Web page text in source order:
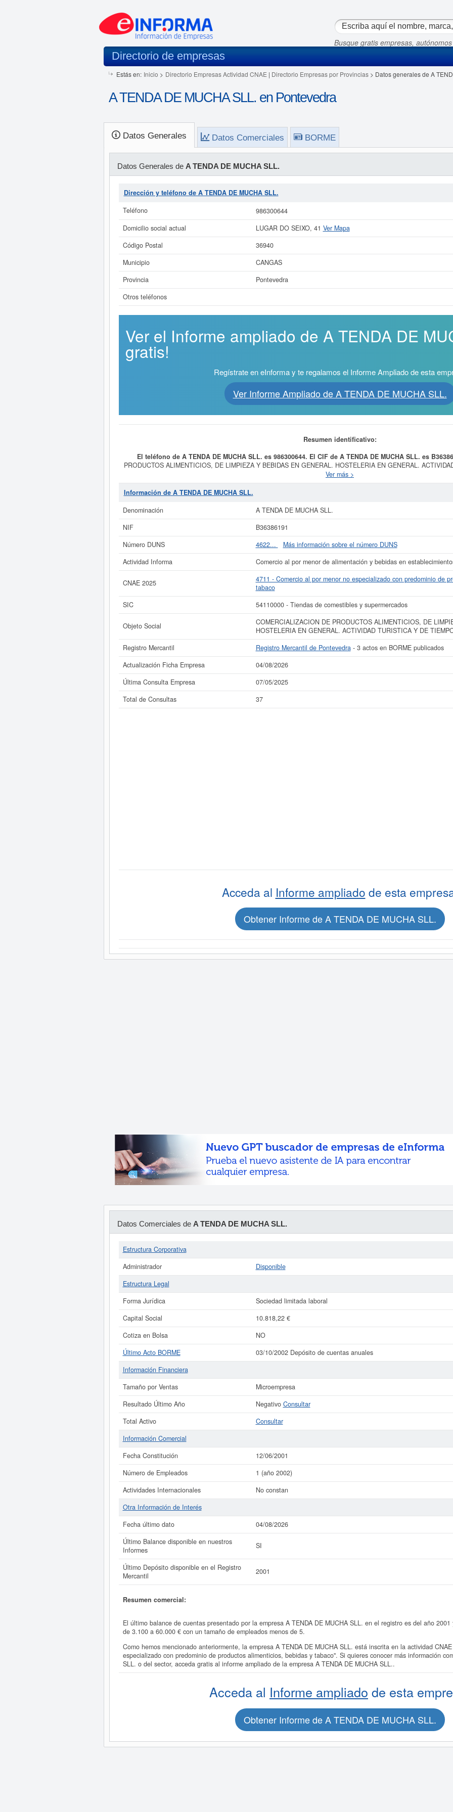
Busque gratis empresas,
Directorio de empresas
Estás en: Inicio > Directorio Empresas Actividad CNAE | Directorio Empresas por Provincias> Datos generales de A
A TENDA DE MUCHA SLL. en Pontevedra
Datos Generales Datos Comerciales BORME
Datos Generales de A TENDA DE MUCHA SLL.
Dirección y teléfono de A TENDA DE MUCHA SLL.
Teléfono
986300644
Domicilio social actual
LUGAR DO SEIXO, 41 Ver Mapa
Código Postal
36940
Municipio
CANGAS
Provincia
Pontevedra
Otros teléfonos
Ver el Informe ampliado de A TENDA DE
gratis!
Regístrate en eInforma y te regalamos el Informe Ampliado de esta
Ver Informe Ampliado de A TENDA DE MUCHA SLL.
Resumen identificativo:
El teléfono de A TENDA DE MUCHA SLL. es 986300644. El CIF de A TENDA DE MUCHA SLL. es
PRODUCTOS ALIMENTICIOS, DE LIMPIEZA Y BEBIDAS EN GENERAL. HOSTELERIA EN GENERAL.
, dada de alta el día 12/06/2001. Su CNAE
menor no especializado con predominio de productos alimenticios, bebidas y tabaco. Los digitos
MUCHA SLL. son 54110000.A TENDA DE MUCHA SLL.
desea saber cuales son puede hacer la consulta en esta página. El capital social de la empresa se encuentra
Si está interesado en conocer más datos de la empresa A TENDA DE MUCHA SLL. puede
TENDA DE MUCHA SLL. y consultar los resultados de sus años de actividad, así como los balances y
La última actualización del informe de empresa se ha realizado el 04/08/2026.
Ver más >
Información de A TENDA DE MUCHA SLL.
Denominación
A TENDA DE MUCHA SLL.
NIF
B36386191
Número DUNS
4622...
Más información sobre el número DUNS
Actividad Informa
Comercio al por menor de alimentación y bebidas en
CNAE 2025
4711 - Comercio al por menor no especializado con predominio de
tabaco
SIC
54110000 - Tiendas de comestibles y supermercados
Objeto Social
COMERCIALIZACION DE PRODUCTOS ALIMENTICIOS, DE
HOSTELERIA EN GENERAL. ACTIVIDAD TURISTICA Y DE
Registro Mercantil
Registro Mercantil de Pontevedra- 3 actos en BORME publicados
Actualización Ficha Empresa
04/08/2026
Última Consulta Empresa
07/05/2025
Total de Consultas
37
Acceda al Informe ampliado de esta
Obtener Informe de A TENDA DE MUCHA SLL.
Datos Comerciales de A TENDA DE MUCHA SLL.
Estructura Corporativa
Administrador
Disponible
Estructura Legal
Forma Jurídica
Sociedad limitada laboral
Capital Social
10.818,22 €
Cotiza en Bolsa
NO
Último Acto BORME
03/10/2002 Depósito de cuentas anuales
Información Financiera
Tamaño por Ventas
Microempresa
Resultado Último Año
Negativo Consultar
Total Activo
Consultar
Información Comercial
Fecha Constitución
12/06/2001
Número de Empleados
1 (año 2002)
Actividades Internacionales
No constan
Otra Información de Interés
Fecha último dato
04/08/2026
Último Balance disponible en nuestros
Informes
SI
Último Depósito disponible en el Registro
Mercantil
2001
Resumen comercial:
El último balance de cuentas presentado por la empresa A TENDA DE MUCHA SLL. en el registro es del año
de 3.100 a 60.000 € con un tamaño de empleados menos de 5.
Como hemos mencionado anteriormente, la empresa A TENDA DE MUCHA SLL. está inscrita en la actividad
especializado con predominio de productos alimenticios, bebidas y tabaco". Si quieres conocer más información
SLL. o del sector, acceda gratis al informe ampliado de la empresa A TENDA DE MUCHA SLL..
Acceda al Informe ampliado de esta
Obtener Informe de A TENDA DE MUCHA SLL.